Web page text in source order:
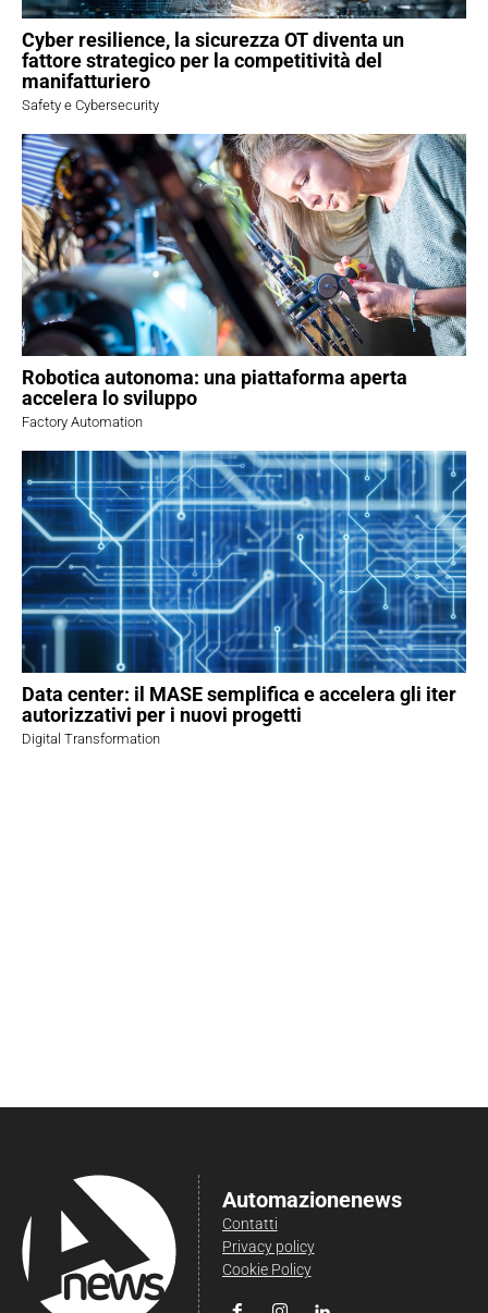
Cyber resilience, la sicurezza OT diventa un
fattore strategico per la competitività del
manifatturiero
Safety e Cybersecurity
Robotica autonoma: una piattaforma aperta
accelera lo sviluppo
Factory Automation
Data center: il MASE semplifica e accelera gli iter
autorizzativi per i nuovi progetti
Digital Transformation
Automazionenews
Contatti
Privacy policy
Cookie Policy